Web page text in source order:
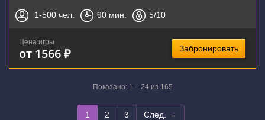
1-500 чел. 90 мин. 5/10
Цена игры
от 1566 ₽ Забронировать
Показано: 1 – 24 из 165
1 2 3 След. →